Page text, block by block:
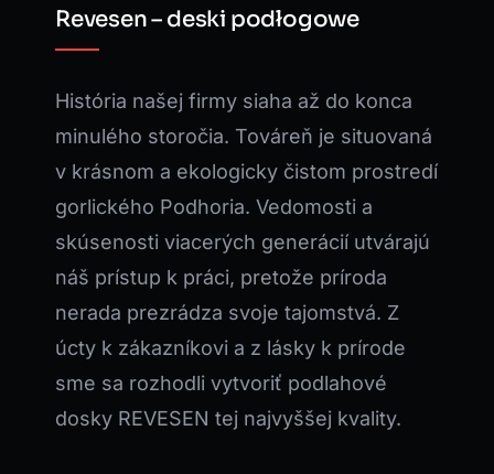
Revesen – deski podłogowe
História našej firmy siaha až do konca
minulého storočia. Továreň je situovaná
v krásnom a ekologicky čistom prostredí
gorlického Podhoria. Vedomosti a
skúsenosti viacerých generácií utvárajú
náš prístup k práci, pretože príroda
nerada prezrádza svoje tajomstvá. Z
úcty k zákazníkovi a z lásky k prírode
sme sa rozhodli vytvoriť podlahové
dosky REVESEN tej najvyššej kvality.